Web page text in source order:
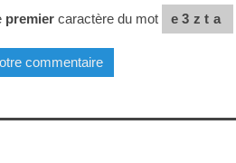
premiercaractère du mot e3zta